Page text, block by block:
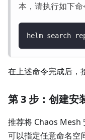
本，请执行如下命
helm search
在上述命令完成后，
第 3 步：创建安
推荐将 Chaos Mesh
可以指定任意命名空